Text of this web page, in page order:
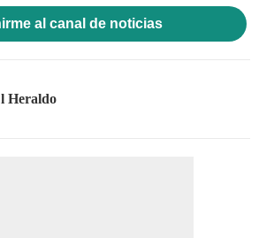
al canal de noticias
Heraldo